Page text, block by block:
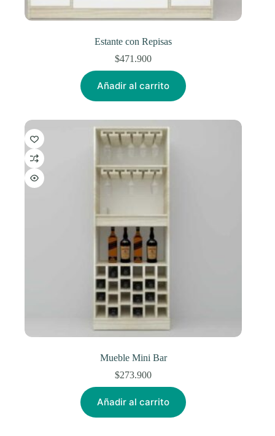
Estante con Repisas
$471.900
Añadir al carrito
Mueble Mini Bar
$273.900
Añadir al carrito